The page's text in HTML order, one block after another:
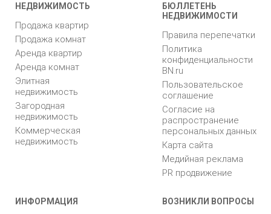
НЕДВИЖИМОСТЬ
Продажа квартир
Продажа комнат
Аренда квартир
Аренда комнат
Элитная
недвижимость
Загородная
недвижимость
Коммерческая
недвижимость
БЮЛЛЕТЕНЬ
НЕДВИЖИМОСТИ
Правила перепечатки
Политика
конфиденциальности
BN.ru
Пользовательское
соглашение
Согласие на
распространение
персональных данных
Карта сайта
Медийная реклама
PR продвижение
ИНФОРМАЦИЯ ВОЗНИКЛИ ВОПРОСЫ